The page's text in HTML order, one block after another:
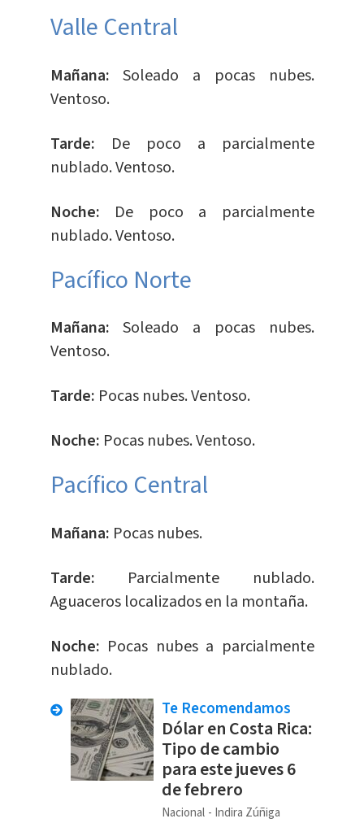
Valle Central
Mañana:Soleado a pocas nubes.
Ventoso.
Tarde: De poco a parcialmente
nublado. Ventoso.
Noche: De poco a parcialmente
nublado. Ventoso.
Pacífico Norte
Mañana: Soleado a pocas nubes.
Ventoso.
Tarde: Pocas nubes. Ventoso.
Noche: Pocas nubes. Ventoso.
Pacífico Central
Mañana: Pocas nubes.
Tarde: Parcialmente nublado.
Aguaceros localizados en la montaña.
Noche: Pocas nubes a parcialmente
nublado.
Te Recomendamos
Dólar en Costa Rica:
Tipo de cambio
para este jueves 6
de febrero
Nacional Indira Zúñiga